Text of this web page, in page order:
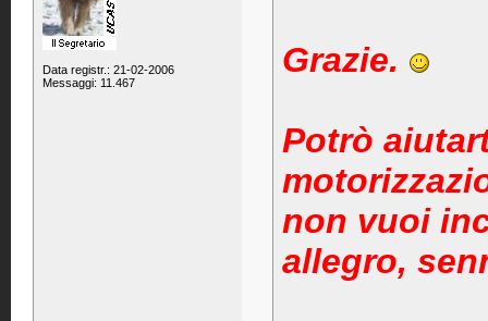
Data registr.: 21-02-2006
Messaggi: 11.467
Grazie.
Potrò
non vuoi
allegro,